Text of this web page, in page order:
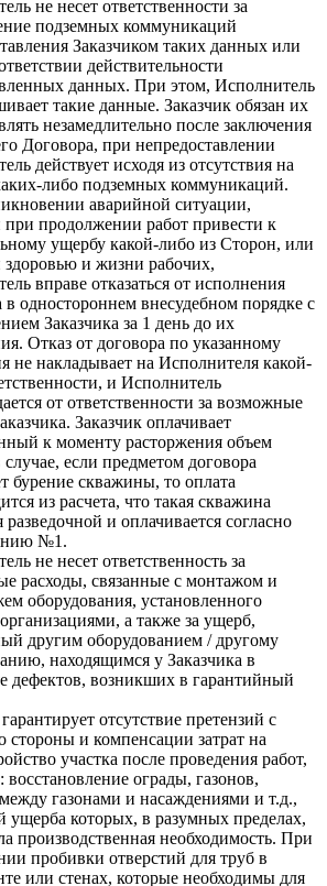
не несет ответственности за
подземных коммуникаций
Заказчиком таких данных или
действительности
данных. При этом, Исполнитель
такие данные. Заказчик обязан их
незамедлительно после заключения
Договора, при непредоставлении
действует исходя из отсутствия на
либо подземных коммуникаций.
аварийной ситуации,
при продолжении работ привести к
ущербу какой-либо из Сторон, или
здоровью и жизни рабочих,
вправе отказаться от исполнения
в одностороннем внесудебном порядке с
Заказчика за 1 день до их
Отказ от договора по указанному
не накладывает на Исполнителя какой-
и Исполнитель
от ответственности за возможные
Заказчик оплачивает
к моменту расторжения объем
случае, если предметом договора
бурение скважины, то оплата
из расчета, что такая скважина
разведочной и оплачивается согласно
№1.
не несет ответственность за
расходы, связанные с монтажом и
оборудования, установленного
а также за ущерб,
другим оборудованием / другому
находящимся у Заказчика в
дефектов, возникших в гарантийный
отсутствие претензий с
стороны и компенсации затрат на
участка после проведения работ,
восстановление ограды, газонов,
газонами и насаждениями и т.д.,
ущерба которых, в разумных пределах,
производственная необходимость. При
пробивки отверстий для труб в
или стенах, которые необходимы для